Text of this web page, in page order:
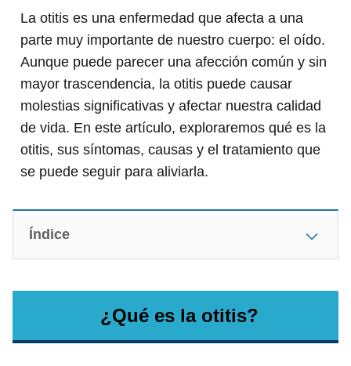
La otitis es una enfermedad que afecta a una
parte muy importante de nuestro cuerpo: el oído.
Aunque puede parecer una afección común y sin
mayor trascendencia, la otitis puede causar
molestias significativas y afectar nuestra calidad
de vida. En este artículo, exploraremos qué es la
otitis, sus síntomas, causas y el tratamiento que
se puede seguir para aliviarla.
Índice
¿Qué es la otitis?